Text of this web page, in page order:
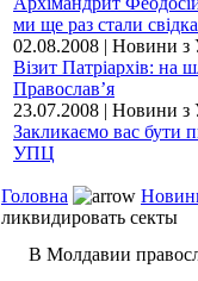
ми ще раз стали
02.08.2008 | Новини з
Візит Патріархів: на
Православ’я
23.07.2008 | Новини з
Закликаємо вас бути
УПЦ
Головна
ликвидировать секты
В Молдавии